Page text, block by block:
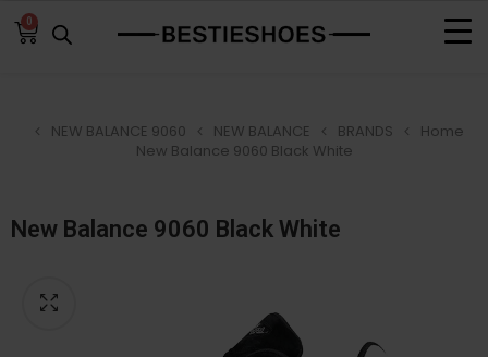
0
Home
BRANDS
NEW BALANCE
NEW BALANCE 9060
New Balance 9060 Black White
New Balance 9060 Black White